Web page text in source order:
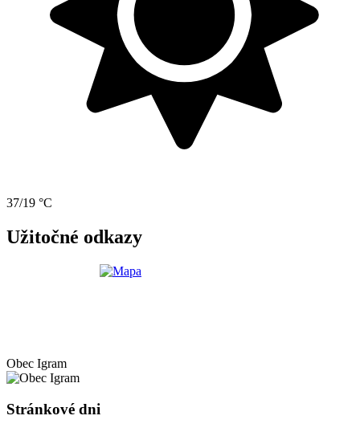
37/19 °C
Užitočné odkazy
Obec Igram
Stránkové dni